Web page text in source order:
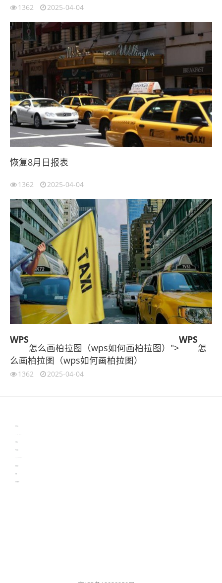
1362 2025-04-04
恢复8月日报表
1362 2025-04-04
WPS
怎么画柏拉图（wps如何画柏拉图）">
WPS
怎
么画柏拉图（wps如何画柏拉图）
1362 2025-04-04